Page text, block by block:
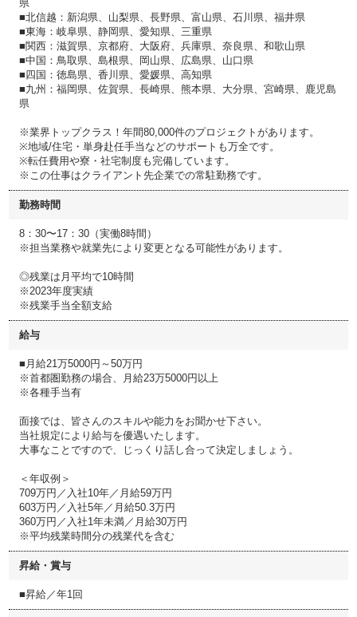
県
■北信越：新潟県、山梨県、長野県、富山県、石川県、福井県
■東海：岐阜県、静岡県、愛知県、三重県
■関西：滋賀県、京都府、大阪府、兵庫県、奈良県、和歌山県
■中国：鳥取県、島根県、岡山県、広島県、山口県
■四国：徳島県、香川県、愛媛県、高知県
■九州：福岡県、佐賀県、長崎県、熊本県、大分県、宮崎県、鹿児島
県
※業界トップクラス！年間80,000件のプロジェクトがあります。
※地域/住宅・単身赴任手当などのサポートも万全です。
※転任費用や寮・社宅制度も完備しています。
※この仕事はクライアント先企業での常駐勤務です。
勤務時間
8：30〜17：30（実働8時間）
※担当業務や就業先により変更となる可能性があります。
◎残業は月平均で10時間
※2023年度実績
※残業手当全額支給
給与
■月給21万5000円～50万円
※首都圏勤務の場合、月給23万5000円以上
※各種手当有
面接では、皆さんのスキルや能力をお聞かせ下さい。
当社規定により給与を優遇いたします。
大事なことですので、じっくり話し合って決定しましょう。
＜年収例＞
709万円／入社10年／月給59万円
603万円／入社5年／月給50.3万円
360万円／入社1年未満／月給30万円
※平均残業時間分の残業代を含む
昇給・賞与
■昇給／年1回